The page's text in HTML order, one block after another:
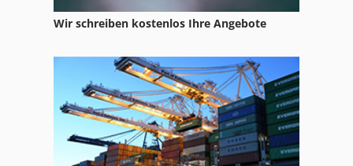
Wir schreiben kostenlos Ihre Angebote